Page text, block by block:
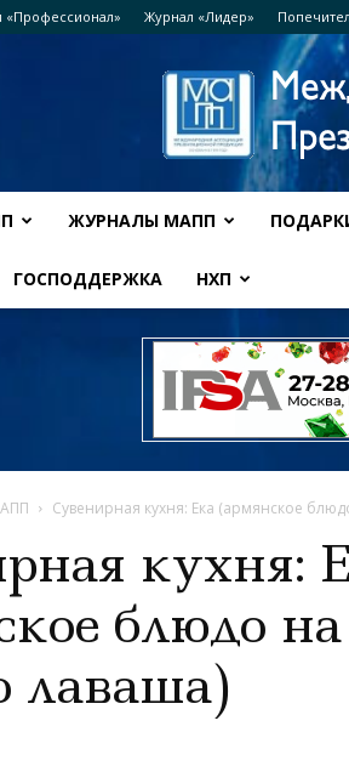
«Профессионал» Журнал «Лидер»
ЖУРНАЛЫ МАПП
ГОСПОДДЕРЖКА НХП
Сувенирная кухня: Ека (армянское
кухня:
блюдо на
лаваша)